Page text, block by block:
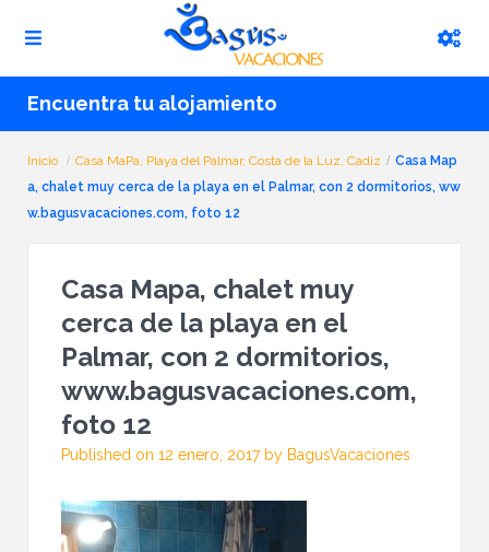
Encuentra tu alojamiento
Inicio Casa MaPa, Playa del Palmar, Costa de la Luz, Cadiz
Casa Map
a, chalet muy cerca de la playa en el Palmar, con 2 dormitorios, ww
w.bagusvacaciones.com, foto 12
Casa Mapa, chalet muy
cerca de la playa en el
Palmar, con 2 dormitorios,
www.bagusvacaciones.com,
foto 12
Published on 12 enero, 2017 by BagusVacaciones